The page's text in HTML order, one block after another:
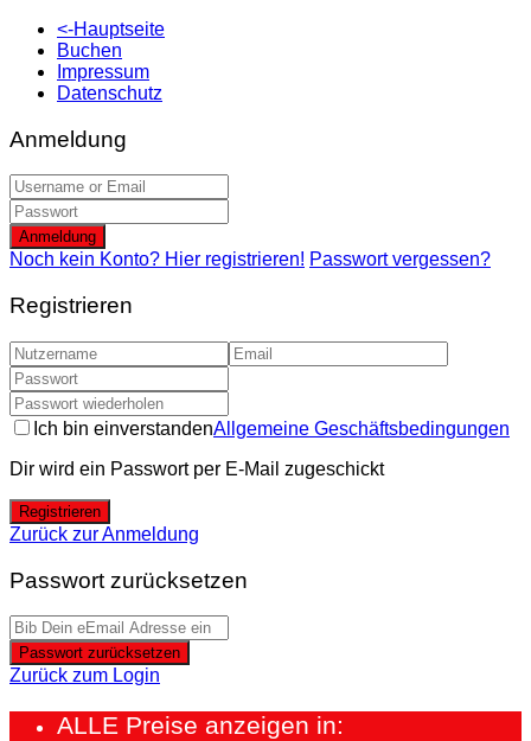
<-Hauptseite
Buchen
Impressum
Datenschutz
Anmeldung
Anmeldung
Noch kein Konto? Hier registrieren! Passwort vergessen?
Registrieren
Ich bin einverstandenAllgemeine Geschäftsbedingungen
Dir wird ein Passwort per E-Mail zugeschickt
Registrieren
Zurück zur Anmeldung
Passwort zurücksetzen
Passwort zurücksetzen
Zurück zum Login
ALLE Preise anzeigen in: